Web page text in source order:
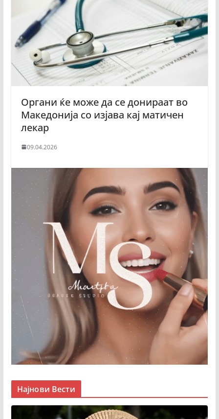
Органи ќе може да се донираат во
Македонија со изјава кај матичен
лекар
09.04.2026
Најнови Вести